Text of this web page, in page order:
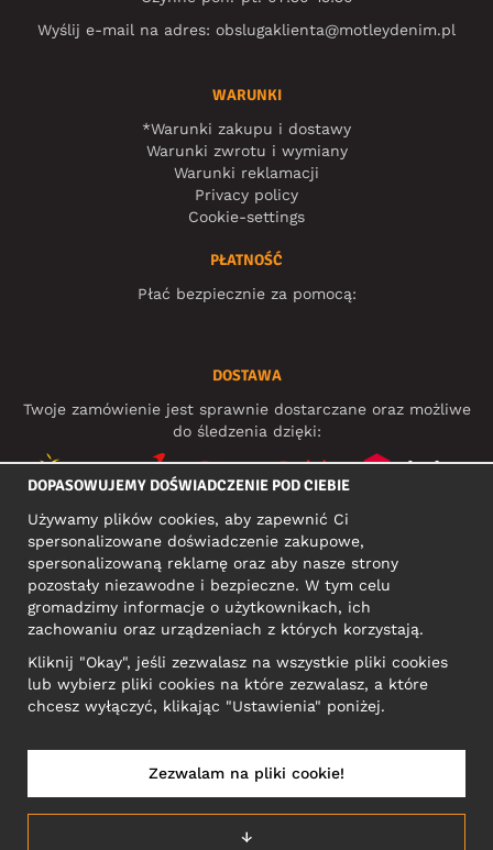
Wyślij e-mail na adres: obslugaklienta@motleydenim.pl
WARUNKI
*Warunki zakupu i dostawy
Warunki zwrotu i wymiany
Warunki reklamacji
Privacy policy
Cookie-settings
PŁATNOŚĆ
Płać bezpiecznie za pomocą:
DOSTAWA
Twoje zamówienie jest sprawnie dostarczane oraz możliwe
do śledzenia dzięki:
MEDIA SPOŁECZNOŚCIOWE
ADRES KONTAKTOWY
Narva mnt 5, EE-10117 Tallinn
Reg: 12356245
POLSKA/POLSKI
DOPASOWUJEMY DOŚWIADCZENIE POD CIEBIE
Używamy plików cookies, aby zapewnić Ci
spersonalizowane doświadczenie zakupowe,
spersonalizowaną reklamę oraz aby nasze strony
pozostały niezawodne i bezpieczne. W tym celu
gromadzimy informacje o użytkownikach, ich
zachowaniu oraz urządzeniach z których korzystają.
Kliknij "Okay", jeśli zezwalasz na wszystkie pliki cookies
lub wybierz pliki cookies na które zezwalasz, a które
chcesz wyłączyć, klikając "Ustawienia" poniżej.
↓
Zezwalam na pliki cookie!